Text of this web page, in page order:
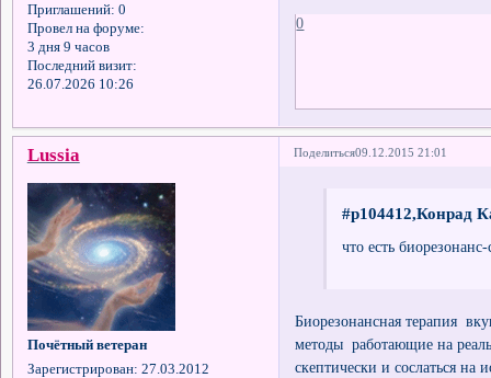
Приглашений: 0
Провел на форуме:
3 дня 9 часов
Последний визит:
26.07.2026 10:26
0
Поделиться09.12.2015 21:01
Lussia
Почётный ветеран
Зарегистрирован: 27.03.2012
#p104412,Конрад
что есть
Биорезонансная терапия
методы работающие на
скептически и сослаться